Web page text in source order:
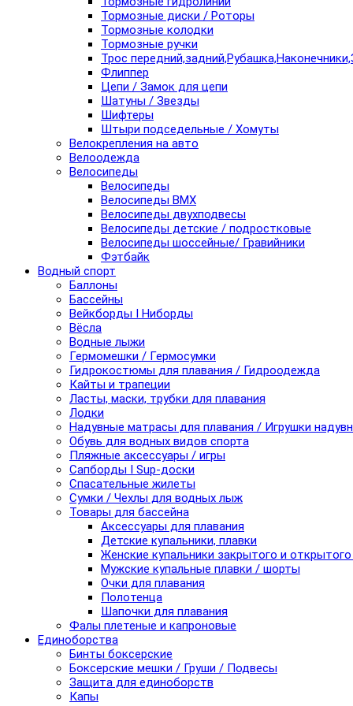
Тормозные диски / Роторы
Тормозные колодки
Тормозные ручки
Трос
Флиппер
Цепи / Замок для цепи
Шатуны / Звезды
Шифтеры
Штыри подседельные / Хомуты
Велокрепления на авто
Велоодежда
Велосипеды
Велосипеды
Велосипеды BMX
Велосипеды двухподвесы
Велосипеды детские / подростковые
Велосипеды шоссейные/ Гравийники
Фэтбайк
Водный спорт
Баллоны
Бассейны
Вейкборды I Ниборды
Вёсла
Водные лыжи
Гермомешки / Гермосумки
Гидрокостюмы для плавания / Гидроодежда
Кайты и трапеции
Ласты, маски, трубки для плавания
Лодки
Надувные матрасы для плавания / Игрушки
Обувь для водных видов спорта
Пляжные аксессуары / игры
Сапборды I Sup-доски
Спасательные жилеты
Сумки / Чехлы для водных лыж
Товары для бассейна
Аксессуары для плавания
Детские купальники, плавки
Женские купальники закрытого и
Мужские купальные плавки / шорты
Очки для плавания
Полотенца
Шапочки для плавания
Фалы плетеные и капроновые
Единоборства
Бинты боксерские
Боксерские мешки / Груши / Подвесы
Защита для единоборств
Капы